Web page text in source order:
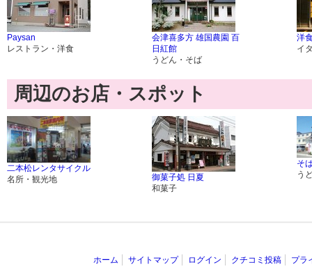
Paysan
レストラン・洋食
会津喜多方 雄国農園 百
日紅館
うどん・そば
洋
イ
周辺のお店・スポット
二本松レンタサイクル
名所・観光地
御菓子処 日夏
和菓子
そ
う
ホーム サイトマップ ログイン クチコミ投稿 プラ